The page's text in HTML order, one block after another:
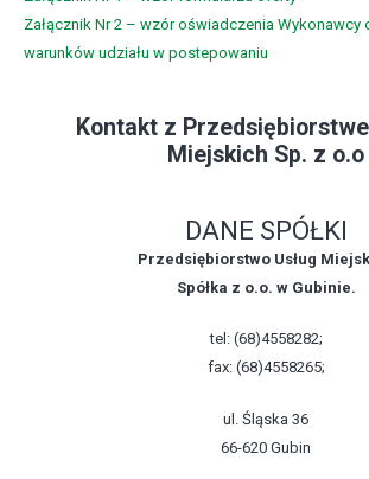
Załącznik Nr 2 – wzór oświadczenia Wykonawcy
warunków udziału w postepowaniu
Kontakt z
Miejskich Sp. z o.o
DANE SPÓŁKI
Przedsiębiorstwo Usług
Spółka z o.o. w Gubinie.
tel: (68)4558282;
fax: (68)4558265;
ul. Śląska 36
66-620 Gubin